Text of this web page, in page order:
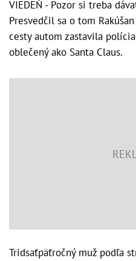
VIEDEŇ - Pozor si treba
Presvedčil sa o tom
cesty autom zastavila
oblečený ako Santa Claus.
Tridsaťpäťročný muž podľa